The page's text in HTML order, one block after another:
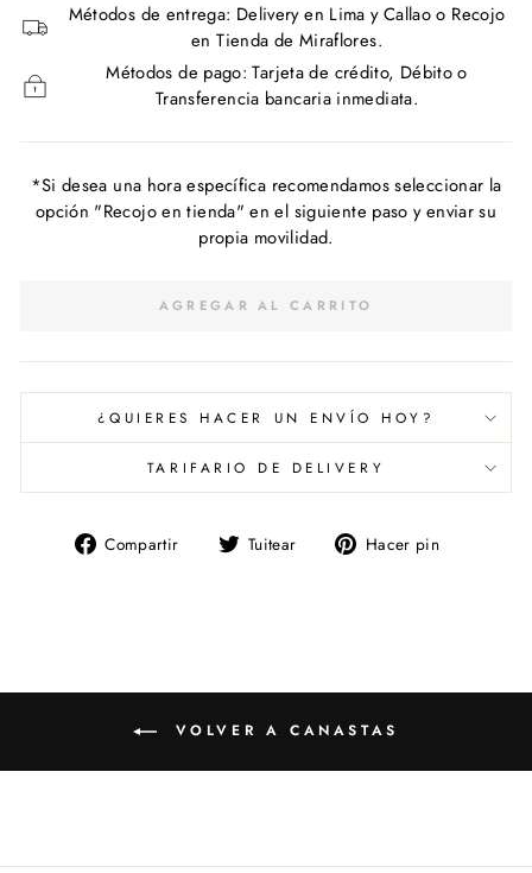
Métodos de entrega: Delivery en Lima y Callao o Recojo
en Tienda de Miraflores.
Métodos de pago: Tarjeta de crédito, Débito o
Transferencia bancaria inmediata.
*Si desea una hora específica recomendamos seleccionar la
opción "Recojo en tienda" en el siguiente paso y enviar su
propia movilidad.
AGREGAR AL CARRITO
¿QUIERES HACER UN ENVÍO HOY?
TARIFARIO DE DELIVERY
Compartir
CompartirTuitear
Tuitear Hacer pin
VOLVER A CANASTAS